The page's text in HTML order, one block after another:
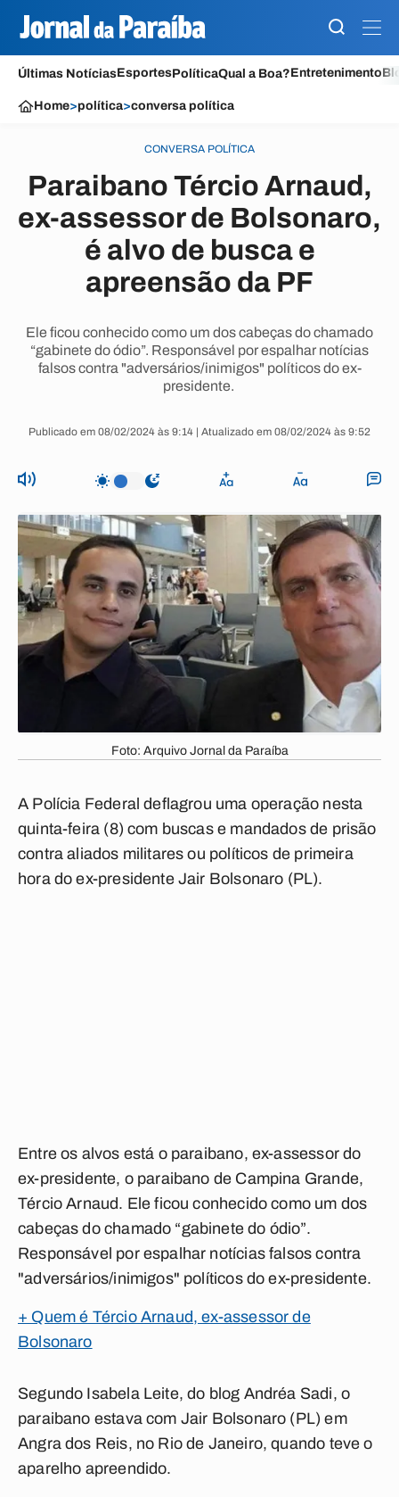
Últimas NotíciasEsportesPolíticaQual a Boa?Entretenimento
Home>política>conversa política
CONVERSA POLÍTICA
Paraibano Tércio Arnaud,
ex-assessor de Bolsonaro,
é alvo de busca e
apreensão da PF
Ele ficou conhecido como um dos cabeças do chamado
“gabinete do ódio”. Responsável por espalhar notícias
falsos contra "adversários/inimigos" políticos do ex-
presidente.
Publicado em 08/02/2024 às 9:14 | Atualizado em 08/02/2024 às 9:52
Foto: Arquivo Jornal da Paraíba
A Polícia Federal deflagrou uma operação nesta
quinta-feira (8) com buscas e mandados de prisão
contra aliados militares ou políticos de primeira
hora do ex-presidente Jair Bolsonaro (PL).
Entre os alvos está o paraibano, ex-assessor do
ex-presidente, o paraibano de Campina Grande,
Tércio Arnaud. Ele ficou conhecido como um dos
cabeças do chamado “gabinete do ódio”.
Responsável por espalhar notícias falsos contra
"adversários/inimigos" políticos do ex-presidente.
+ Quem é Tércio Arnaud, ex-assessor de
Bolsonaro
Segundo Isabela Leite, do blog Andréa Sadi, o
paraibano estava com Jair Bolsonaro (PL) em
Angra dos Reis, no Rio de Janeiro, quando teve o
aparelho apreendido.